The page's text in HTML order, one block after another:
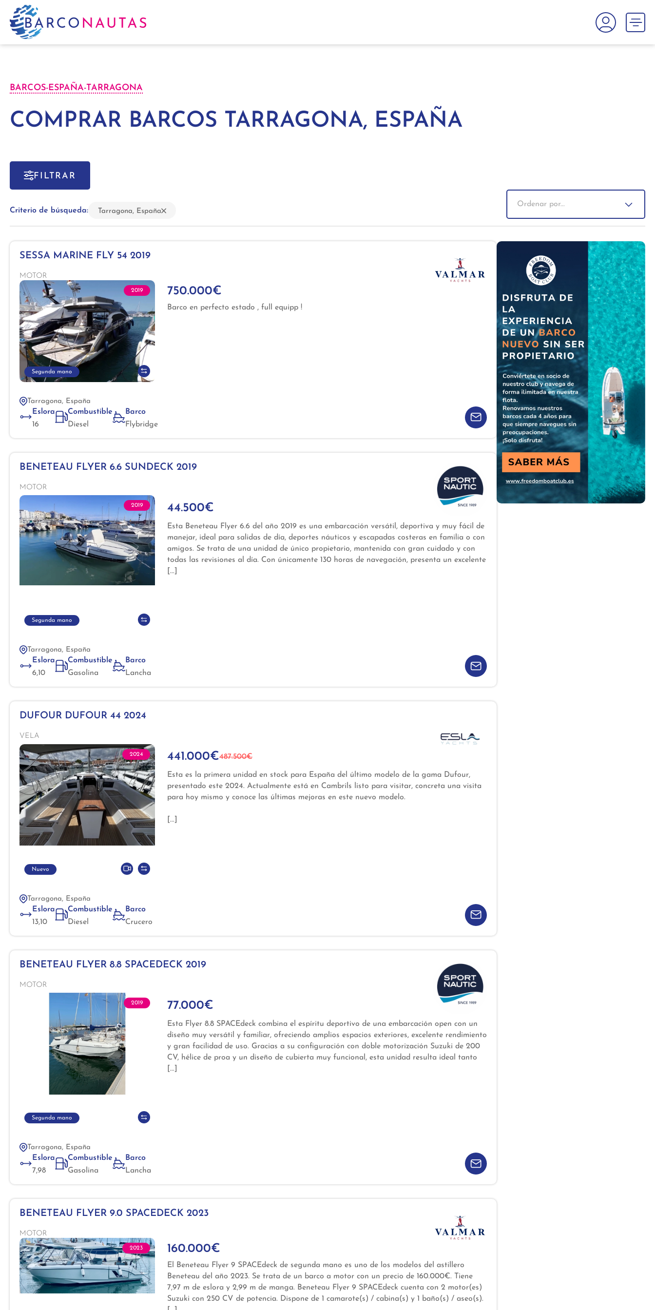
BARCOS-ESPAÑA-TARRAGONA
COMPRAR BARCOS TARRAGONA, ESPAÑA
FILTRAR
Criterio de búsqueda: Tarragona, España
Ordenar por...
2019
Segunda mano
SESSA MARINE FLY 54 2019
MOTOR
750.000€
Barco en perfecto estado , full equipp !
Tarragona, España
Eslora
16
Combustible
Diesel
Barco
Flybridge
2019
Segunda mano
BENETEAU FLYER 6.6 SUNDECK 2019
MOTOR
44.500€
Esta Beneteau Flyer 6.6 del año 2019 es una embarcación versátil, deportiva y muy fácil de
manejar, ideal para salidas de día, deportes náuticos y escapadas costeras en familia o con
amigos. Se trata de una unidad de único propietario, mantenida con gran cuidado y con
todas las revisiones al día. Con únicamente 130 horas de navegación, presenta un excelente
estado general y un uso muy moderado. Su diseño combina amplios espacios exteriores,
Tarragona, España
Eslora
6,10
Combustible
Gasolina
Barco
Lancha
2024
Nuevo
DUFOUR DUFOUR 44 2024
VELA
441.000€487.500€
Esta es la primera unidad en stock para España del último modelo de la gama Dufour,
presentado este 2024. Actualmente está en Cambrils listo para visitar, concreta una visita
para hoy mismo y conoce las últimas mejoras en este nuevo modelo.
Tarragona, España
Eslora
13,10
Combustible
Diesel
Barco
Crucero
2019
Segunda mano
BENETEAU FLYER 8.8 SPACEDECK 2019
MOTOR
77.000€
Esta Flyer 8.8 SPACEdeck combina el espíritu deportivo de una embarcación open con un
diseño muy versátil y familiar, ofreciendo amplios espacios exteriores, excelente rendimiento
y gran facilidad de uso. Gracias a su configuración con doble motorización Suzuki de 200
CV, hélice de proa y un diseño de cubierta muy funcional, esta unidad resulta ideal tanto
para salidas de día, deportes náuticos y fondeos, como para escapadas de fin de semana.
Tarragona, España
Eslora
7,98
Combustible
Gasolina
Barco
Lancha
2023
BENETEAU FLYER 9.0 SPACEDECK 2023
MOTOR
160.000€
El Beneteau Flyer 9 SPACEdeck de segunda mano es uno de los modelos del astillero
Beneteau del año 2023. Se trata de un barco a motor con un precio de 160.000€. Tiene
7,97 m de eslora y 2,99 m de manga. Beneteau Flyer 9 SPACEdeck cuenta con 2 motor(es)
Suzuki con 250 CV de potencia. Dispone de 1 camarote(s) / cabina(s) y 1 baño(s) / aseo(s).